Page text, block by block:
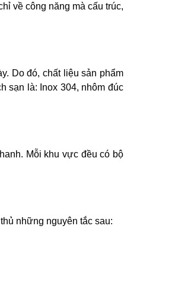
về công năng mà cấu trúc,
Do đó, chất liệu sản phẩm
sạn là: Inox 304, nhôm đúc
Mỗi khu vực đều có bộ
những nguyên tắc sau: